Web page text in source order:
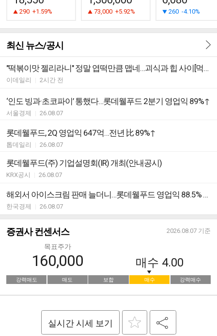
290 +1.59% 73,000 +5.92% 260 -4.10%
최신 뉴스/공시
"떡볶이맛 젤리라니" 정말 엽떡만큼 맵네…괴식과 힙 사이[먹어보고서]
이데일리 2시간 전
‘인도 빙과·초코파이’ 통했다…롯데웰푸드 2분기 영업익 89%↑
서울경제 26.08.07
롯데웰푸드, 2Q 영업익 647억…전년 比 89%↑
톱데일리 26.08.07
롯데웰푸드(주) 기업설명회(IR) 개최(안내공시)
KRX공시 26.08.07
해외서 아이스크림 판매 늘더니…롯데웰푸드 영업익 88.5% 급증
한국경제 26.08.07
증권사 컨센서스 2026.08.07 기준
목표주가
160,000 매수 4.00
강력매도 매도 보합 매수 강력매수
실시간 시세 보기